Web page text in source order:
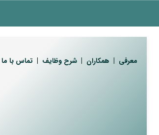
معرفی | همکاران | شرح وظایف | تماس با ما